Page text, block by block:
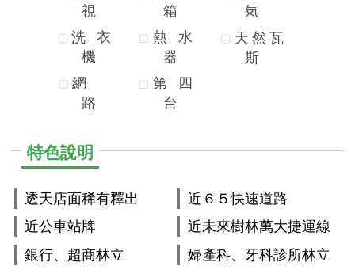
視
洗
衣
機
網
路
箱
熱
水
器
第
四
台
氣
天 然 瓦
斯
特色說明
透天店面稀有釋出
近公車站牌
銀行、超商林立
近６５快速道路
近未來樹林萬大捷運線
婦產科、牙科診所林立